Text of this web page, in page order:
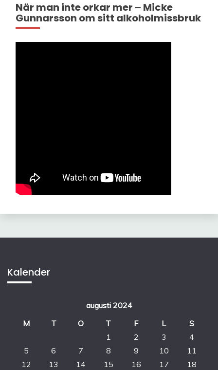
När man inte orkar mer – Micke
Gunnarsson om sitt alkoholmissbruk
Kalender
augusti 2024
M
T O T F L
S
1
2 3
4
5
6 7 8 9 10
11
12
13 14 15 16 17
18